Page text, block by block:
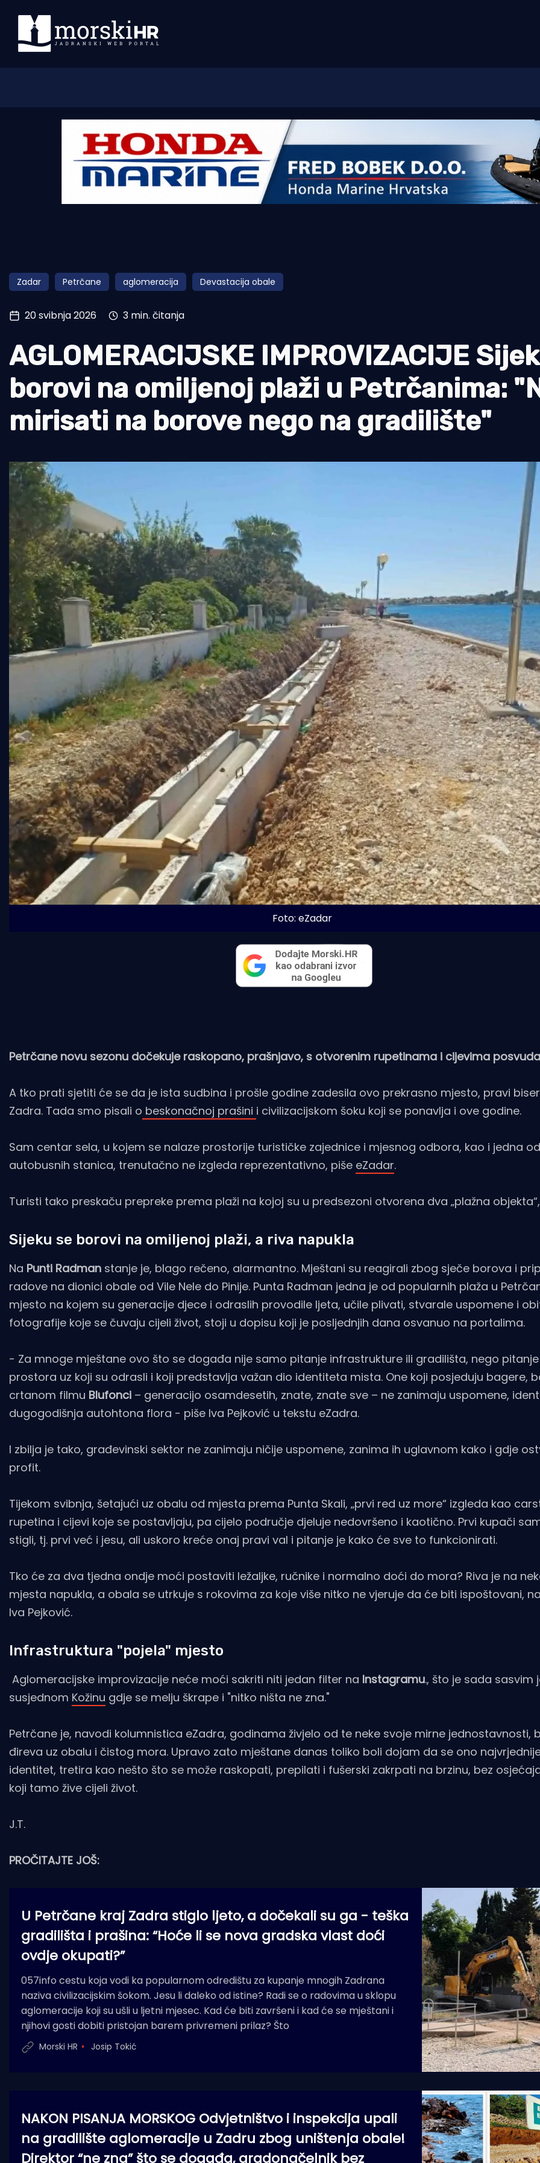
Morski plus
Pomorstvo
Ribolov
Tradicija i kultura
Zadar Petrčane aglomeracija Devastacija obale
20 svibnja 2026 3 min. čitanja
AGLOMERACIJSKE IMPROVIZACIJE
borovi na omiljenoj plaži u Petrčanima:
mirisati na borove nego na gradilište"
Foto: eZadar
Petrčane novu sezonu dočekuje raskopano, prašnjavo, s otvorenim rupetinama i cijevima
A tko prati sjetiti će se da je ista sudbina i prošle godine zadesila ovo prekrasno mjesto, pravi
Zadra. Tada smo pisali o beskonačnoj prašini i civilizacijskom šoku koji se ponavlja i ove godine.
Sam centar sela, u kojem se nalaze prostorije turističke zajednice i mjesnog odbora, kao i jedna
autobusnih stanica, trenutačno ne izgleda reprezentativno, piše eZadar.
Turisti tako preskaču prepreke prema plaži na kojoj su u predsezoni otvorena dva „plažna
Sijeku se borovi na omiljenoj plaži, a riva napukla
Na Punti Radman stanje je, blago rečeno, alarmantno. Mještani su reagirali zbog sječe borova i
radove na dionici obale od Vile Nele do Pinije. Punta Radman jedna je od popularnih plaža u
mjesto na kojem su generacije djece i odraslih provodile ljeta, učile plivati, stvarale uspomene i
fotografije koje se čuvaju cijeli život, stoji u dopisu koji je posljednjih dana osvanuo na portalima.
- Za mnoge mještane ovo što se događa nije samo pitanje infrastrukture ili gradilišta, nego
prostora uz koji su odrasli i koji predstavlja važan dio identiteta mista. One koji posjeduju bagere,
crtanom filmu Blufonci – generacijo osamdesetih, znate, znate sve – ne zanimaju uspomene,
dugogodišnja autohtona flora - piše Iva Pejković u tekstu eZadra.
I zbilja je tako, građevinski sektor ne zanimaju ničije uspomene, zanima ih uglavnom kako i gdje
profit.
Tijekom svibnja, šetajući uz obalu od mjesta prema Punta Skali, „prvi red uz more“ izgleda kao
rupetina i cijevi koje se postavljaju, pa cijelo područje djeluje nedovršeno i kaotično. Prvi kupači
stigli, tj. prvi već i jesu, ali uskoro kreće onaj pravi val i pitanje je kako će sve to funkcionirati.
Tko će za dva tjedna ondje moći postaviti ležaljke, ručnike i normalno doći do mora? Riva je na
mjesta napukla, a obala se utrkuje s rokovima za koje više nitko ne vjeruje da će biti ispoštovani,
Iva Pejković.
Infrastruktura "pojela" mjesto
Aglomeracijske improvizacije neće moći sakriti niti jedan filter na Instagramu., što je sada sasvim
susjednom Kožinu gdje se melju škrape i "nitko ništa ne zna."
Petrčane je, navodi kolumnistica eZadra, godinama živjelo od te neke svoje mirne jednostavnosti,
đireva uz obalu i čistog mora. Upravo zato mještane danas toliko boli dojam da se ono
identitet, tretira kao nešto što se može raskopati, prepilati i fušerski zakrpati na brzinu, bez
koji tamo žive cijeli život.
J.T.
PROČITAJTE JOŠ:
U Petrčane kraj Zadra stiglo ljeto, a dočekali su ga - teška
gradilišta i prašina: “Hoće li se nova gradska vlast doći
ovdje okupati?”
057info cestu koja vodi ka popularnom odredištu za kupanje mnogih Zadrana
naziva civilizacijskim šokom. Jesu li daleko od istine? Radi se o radovima u sklopu
aglomeracije koji su ušli u ljetni mjesec. Kad će biti završeni i kad će se mještani i
njihovi gosti dobiti pristojan barem privremeni prilaz? Što
Morski HR Josip Tokić
NAKON PISANJA MORSKOG Odvjetništvo i inspekcija upali
na gradilište aglomeracije u Zadru zbog uništenja obale!
Direktor “ne zna” što se događa, gradonačelnik bez